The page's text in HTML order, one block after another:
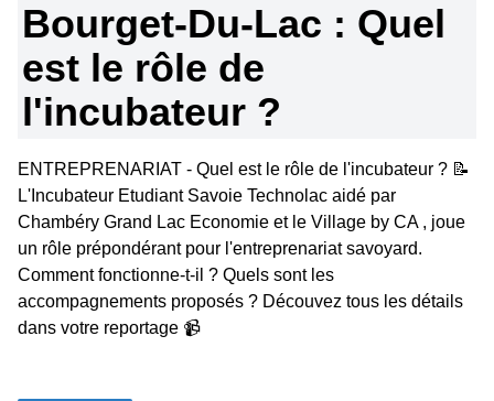
Bourget-Du-Lac : Quel
est le rôle de
l'incubateur ?
ENTREPRENARIAT - Quel est le rôle de l'incubateur ? 📝
L'Incubateur Etudiant Savoie Technolac aidé par
Chambéry Grand Lac Economie et le Village by CA , joue
un rôle prépondérant pour l'entreprenariat savoyard.
Comment fonctionne-t-il ? Quels sont les
accompagnements proposés ? Découvez tous les détails
dans votre reportage 📹